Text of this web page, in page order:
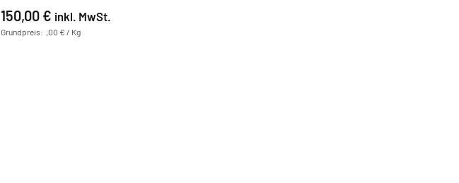
150,00 € inkl. MwSt.
Grundpreis: ,00 € / Kg